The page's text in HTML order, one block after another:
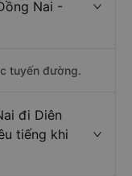
Nai -
tuyến đường.
đi Diên
tiếng khi